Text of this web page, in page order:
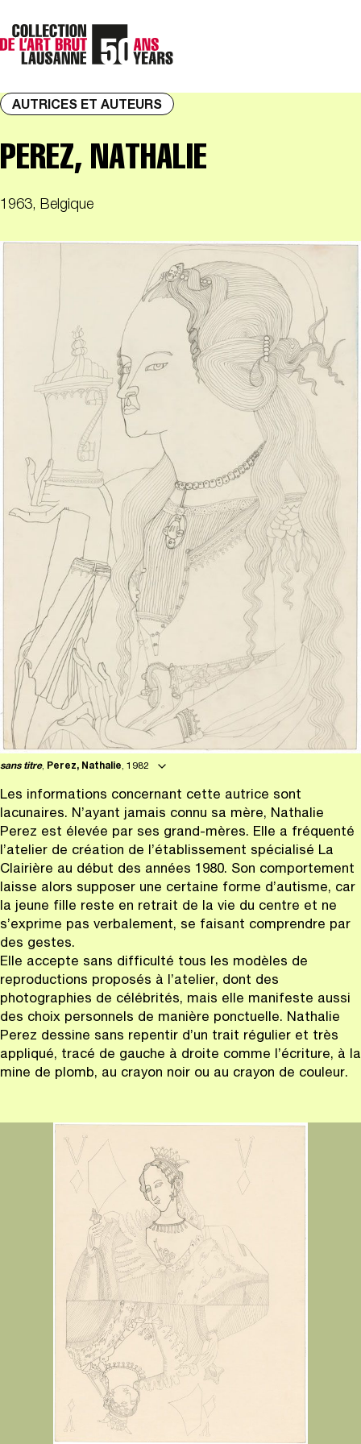
sans titre, Perez, Nathalie, 1982
AUTRICES ET AUTEURS
PEREZ, NATHALIE
1963, Belgique
Les informations concernant cette autrice sont
lacunaires. N’ayant jamais connu sa mère, Nathalie
Perez est élevée par ses grand-mères. Elle a fréquenté
l’atelier de création de l’établissement spécialisé La
Clairière au début des années 1980. Son comportement
laisse alors supposer une certaine forme d’autisme, car
la jeune fille reste en retrait de la vie du centre et ne
s’exprime pas verbalement, se faisant comprendre par
des gestes.
Elle accepte sans difficulté tous les modèles de
reproductions proposés à l’atelier, dont des
photographies de célébrités, mais elle manifeste aussi
des choix personnels de manière ponctuelle. Nathalie
Perez dessine sans repentir d’un trait régulier et très
appliqué, tracé de gauche à droite comme l’écriture, à la
mine de plomb, au crayon noir ou au crayon de couleur.